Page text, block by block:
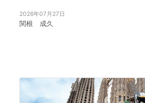
2026年07月27日
関根 成久